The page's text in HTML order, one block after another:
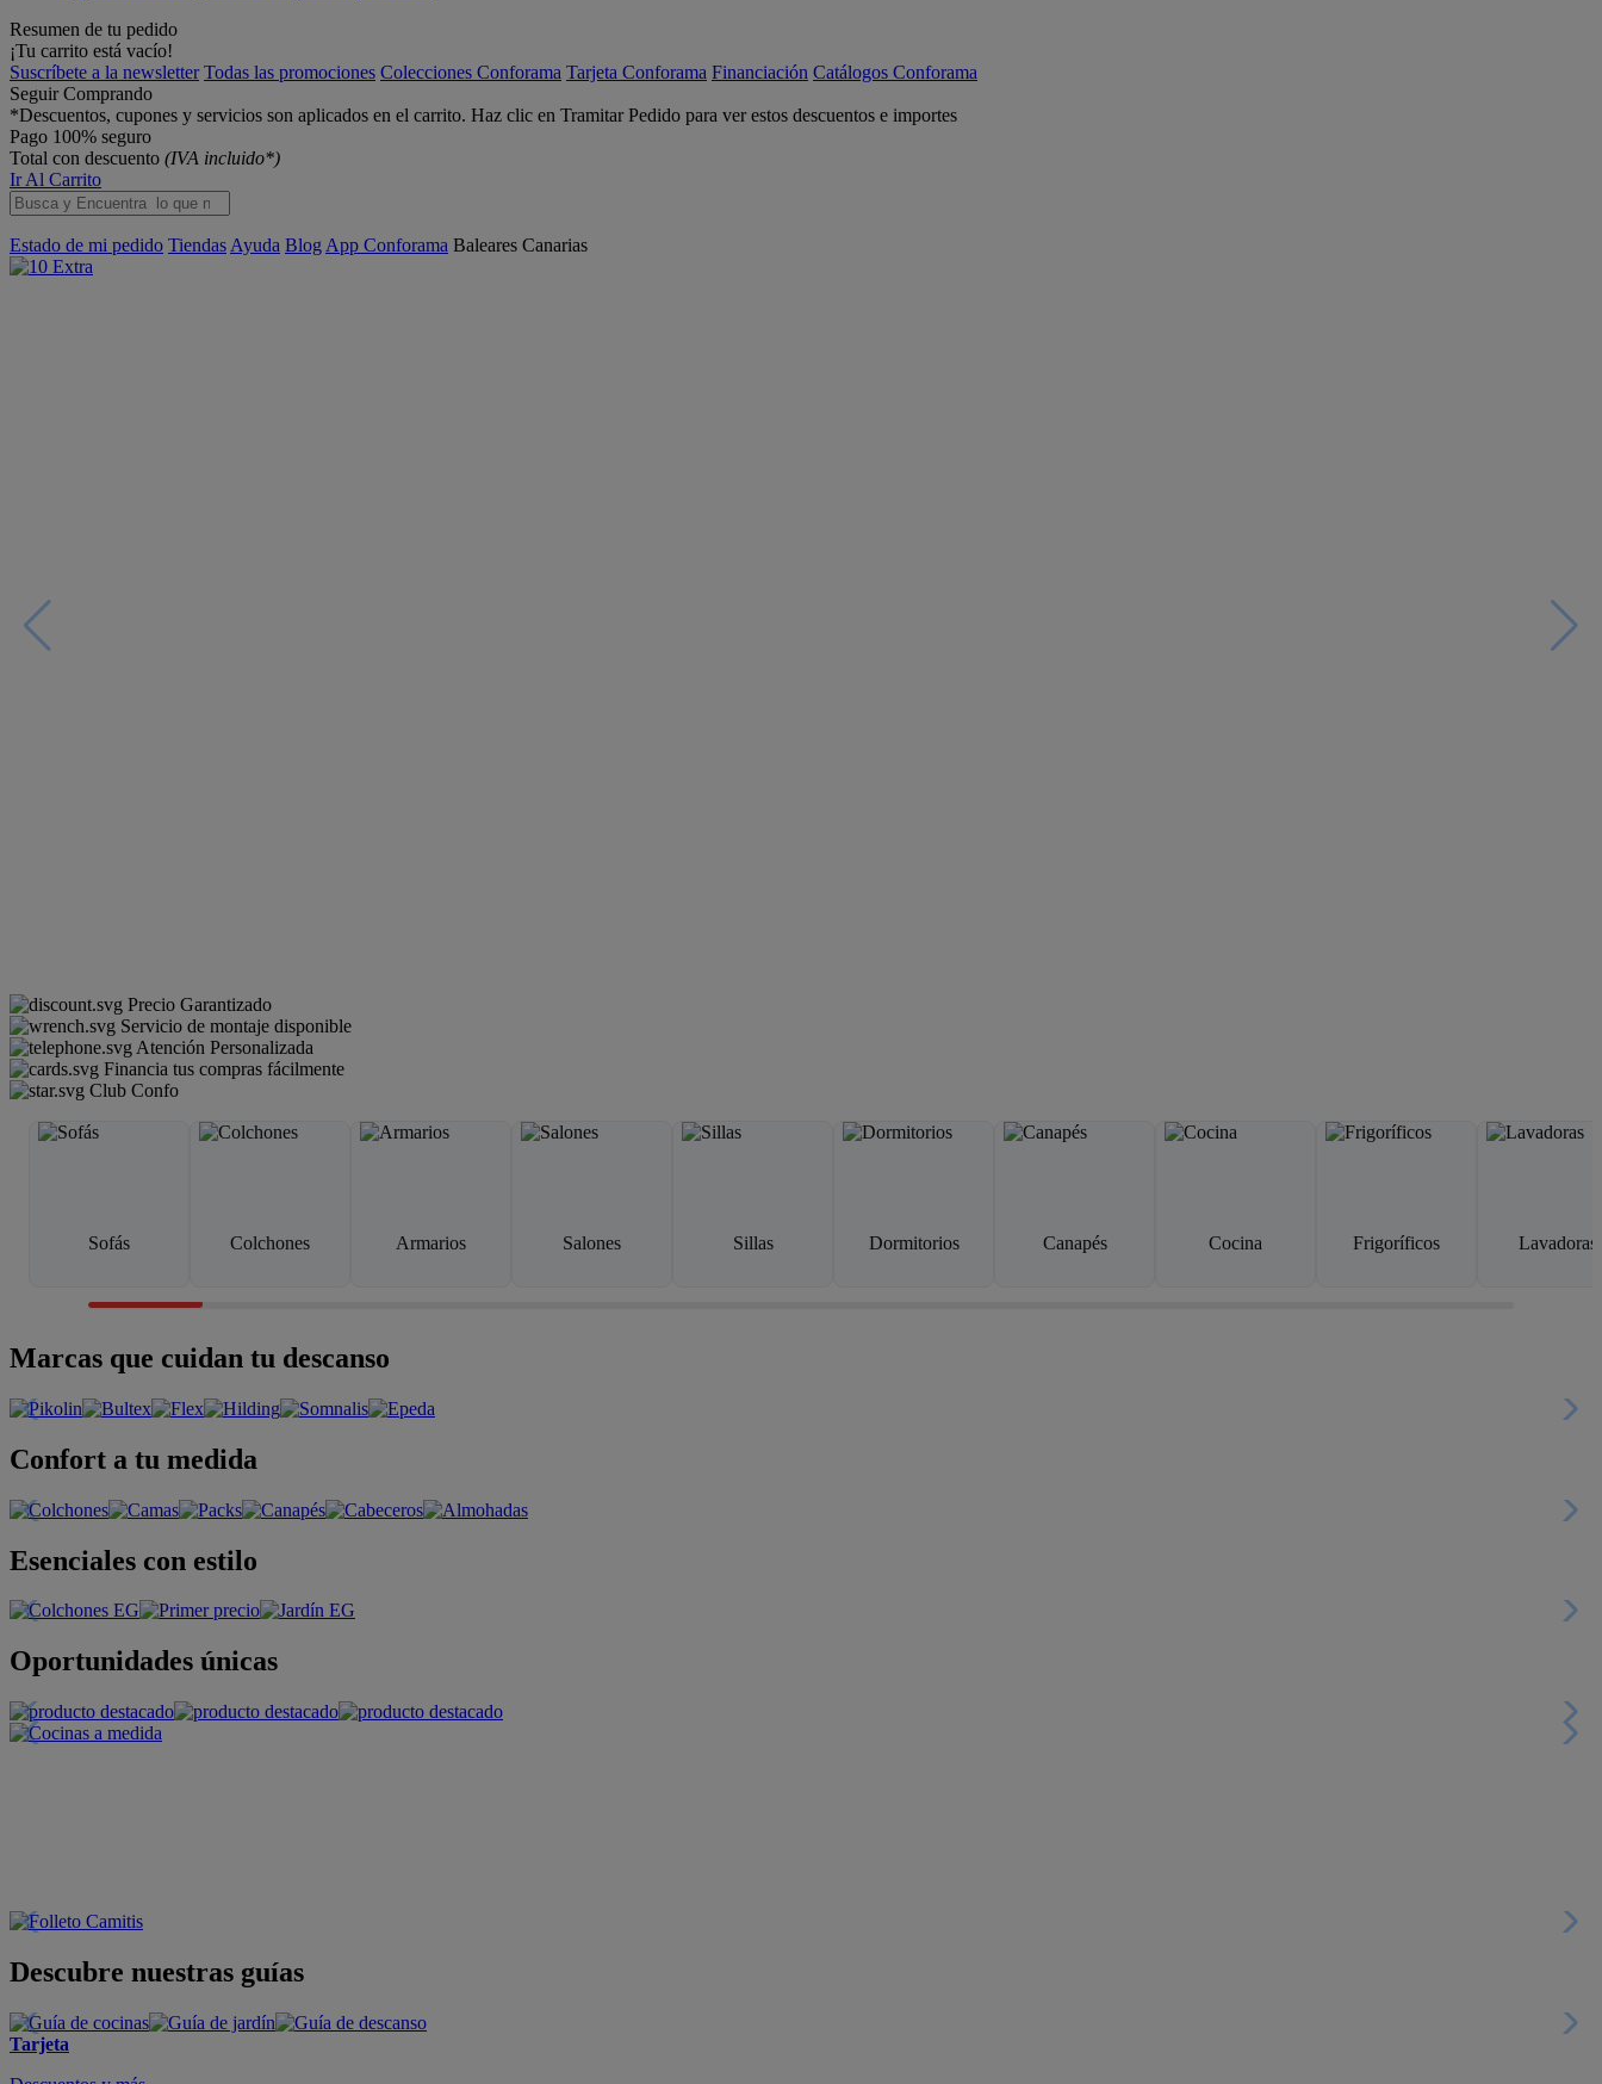
Resumen de tu pedido
¡Tu carrito está vacío!
Suscríbete a la newsletter Todas las promociones Colecciones Conforama Tarjeta Conforama Financiación Catálogos Conforama
Seguir Comprando
*Descuentos, cupones y servicios son aplicados en el carrito. Haz clic en Tramitar Pedido para ver estos descuentos e importes
Pago 100% seguro
Total con descuento (IVA incluido*)
Ir Al Carrito
Estado de mi pedido Tiendas Ayuda Blog App Conforama Baleares Canarias
Precio Garantizado
Servicio de montaje disponible
Atención Personalizada
Financia tus compras fácilmente
Club Confo
Sofás Colchones Armarios Salones Sillas Dormitorios Canapés Cocina Frigoríficos Lavadoras
Marcas que cuidan tu descanso
Confort a tu medida
Esenciales con estilo
Oportunidades únicas
Descubre nuestras guías
Tarjeta